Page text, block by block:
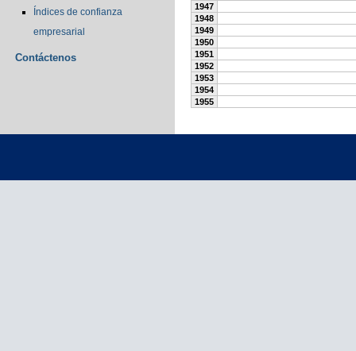
Índices de confianza
empresarial
Contáctenos
1947
1948
1949
1950
1951
1952
1953
1954
1955